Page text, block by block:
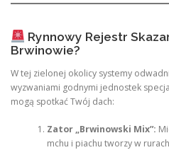
Rynnowy Rejestr
Brwinowie?
W tej zielonej okolicy systemy
wyzwaniami godnymi jednostek
mogą spotkać Twój dach:
Zator „Brwinowski Mix”:
mchu i piachu tworzy w